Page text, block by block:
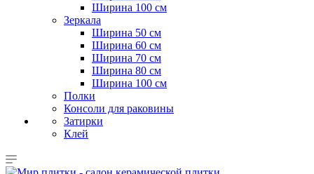
Ширина 100 см
Зеркала
Ширина 50 см
Ширина 60 см
Ширина 70 см
Ширина 80 см
Ширина 100 см
Полки
Консоли для раковины
Затирки
Клей